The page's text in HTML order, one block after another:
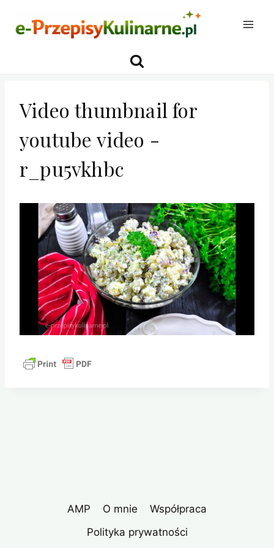
Video thumbnail for
youtube video -
r_pu5vkhbc
AMP O mnie
Współpraca
Polityka prywatności